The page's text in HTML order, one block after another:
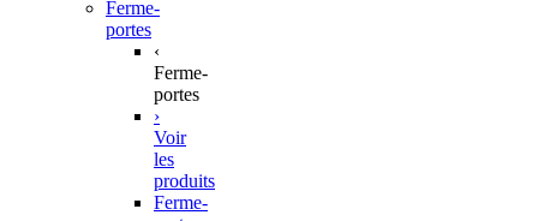
Ferme-
portes
‹
Ferme-
portes
›
Voir
les
produits
Ferme-